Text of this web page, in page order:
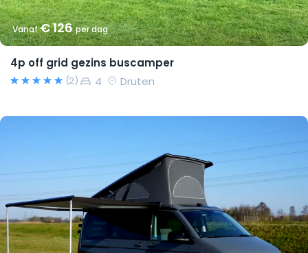
Vanaf€ 126per dag
4p off grid gezins buscamper
(2) 4 Druten